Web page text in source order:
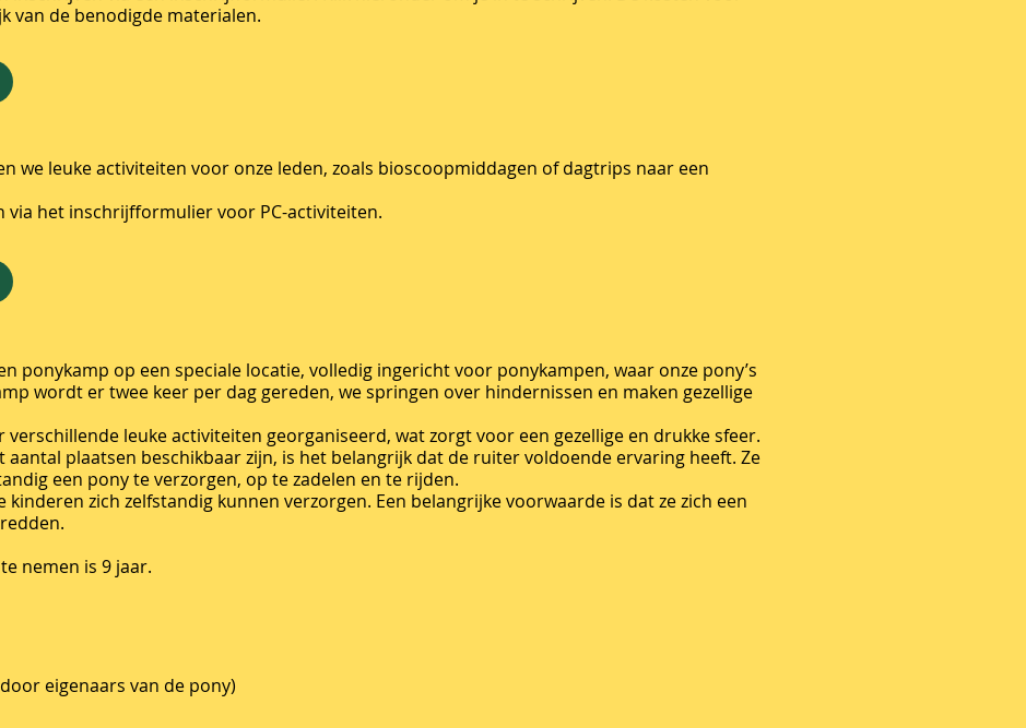
van de benodigde materialen.
we leuke activiteiten voor onze leden, zoals bioscoopmiddagen of dagtrips naar een
via het inschrijfformulier voor PC-activiteiten.
ponykamp op een speciale locatie, volledig ingericht voor ponykampen, waar onze pony’s
wordt er twee keer per dag gereden, we springen over hindernissen en maken gezellige
leuke activiteiten georganiseerd, wat zorgt voor een gezellige en drukke sfeer.
plaatsen beschikbaar zijn, is het belangrijk dat de ruiter voldoende ervaring heeft. Ze
een pony te verzorgen, op te zadelen en te rijden.
kinderen zich zelfstandig kunnen verzorgen. Een belangrijke voorwaarde is dat ze zich een
nemen is 9 jaar.
eigenaars van de pony)